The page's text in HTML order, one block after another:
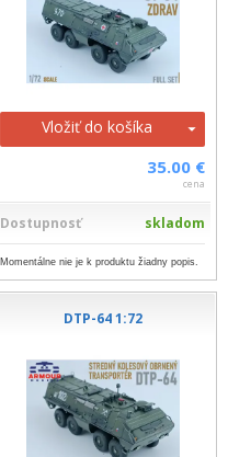
Vložiť do košíka
35.00 €
cena
Dostupnosť skladom
Momentálne nie je k produktu žiadny popis.
DTP-64 1:72